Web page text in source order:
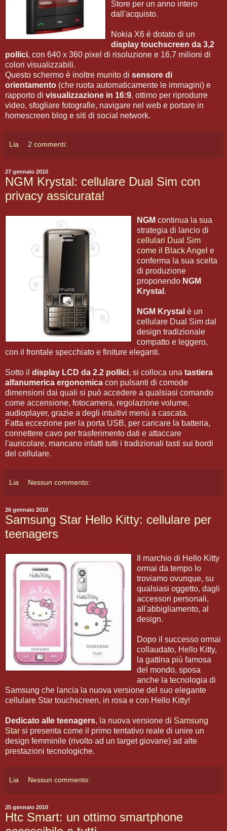
Store per un anno intero
dall'acquisto.
Nokia X6 è dotato di un
display touchscreen da 3,2
pollici, con 640 x 360 pixel di risoluzione e 16,7 milioni di
colori visualizzabili.
Questo schermo è inoltre munito di sensore di
orientamento (che ruota automaticamente le immagini) e
rapporto di visualizzazione in 16:9, ottimo per riprodurre
video, sfogliare fotografie, navigare nel web e portare in
homescreen blog e siti di social network.
Lia 2 commenti:
27 gennaio 2010
NGM Krystal: cellulare Dual Sim con
privacy assicurata!
NGM continua la sua
strategia di lancio di
cellulari Dual Sim
come il Black Angel e
conferma la sua scelta
di produzione
proponendo NGM
Krystal .
NGM Krystal è un
cellulare Dual Sim dal
design tradizionale
compatto e leggero,
con il frontale specchiato e finiture eleganti.
Sotto il display LCD da 2.2 pollici, si colloca una tastiera
alfanumerica ergonomica con pulsanti di comode
dimensioni dai quali si può accedere a qualsiasi comando
come accensione, fotocamera, regolazione volume,
audioplayer, grazie a degli intuitivi menù a cascata.
Fatta eccezione per la porta USB, per caricare la batteria,
connettere cavo per trasferimento dati e attaccare
l'auricolare, mancano infatti tutti i tradizionali tasti sui bordi
del cellulare.
Lia Nessun commento:
26 gennaio 2010
Samsung Star Hello Kitty: cellulare per
teenagers
Il marchio di Hello Kitty
ormai da tempo lo
troviamo ovunque, su
qualsiasi oggetto, dagli
accessori personali,
all'abbigliamento, al
design.
Dopo il successo ormai
collaudato, Hello Kitty,
la gattina più famosa
del mondo, sposa
anche la tecnologia di
Samsung che lancia la nuova versione del suo elegante
cellulare Star touchscreen, in rosa e con Hello Kitty!
Dedicato alle teenagers, la nuova versione di Samsung
Star si presenta come il primo tentativo reale di unire un
design femminile (rivolto ad un target giovane) ad alte
prestazioni tecnologiche.
Lia Nessun commento:
25 gennaio 2010
Htc Smart: un ottimo smartphone